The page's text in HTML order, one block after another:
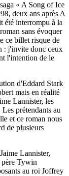
« A Song of Ice
deux ans après A
été interrompu à la
sans évoquer
ce billet risque de
: j'invite donc ceux
l'intention de le
d'Eddard Stark
mais en réalité
Lannister, les
prétendants au
et ce roman nous
de plusieurs
Lannister,
Tywin
au roi Joffrey